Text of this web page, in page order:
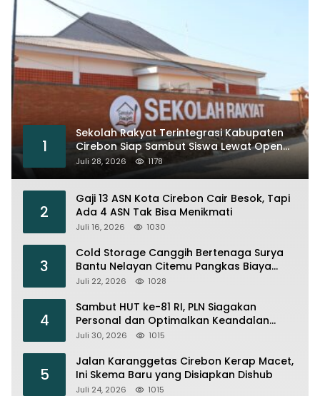
1
Sekolah Rakyat Terintegrasi Kabupaten
Cirebon Siap Sambut Siswa Lewat Open
House dan MPLS
Juli 28, 2026 1178
2
Gaji 13 ASN Kota Cirebon Cair Besok, Tapi
Ada 4 ASN Tak Bisa Menikmati
Juli 16, 2026 1030
3
Cold Storage Canggih Bertenaga Surya
Bantu Nelayan Citemu Pangkas Biaya
Operasional
Juli 22, 2026 1028
4
Sambut HUT ke-81 RI, PLN Siagakan
Personal dan Optimalkan Keandalan
Instalasi Transmisi
Juli 30, 2026 1015
5
Jalan Karanggetas Cirebon Kerap Macet,
Ini Skema Baru yang Disiapkan Dishub
Juli 24, 2026 1015